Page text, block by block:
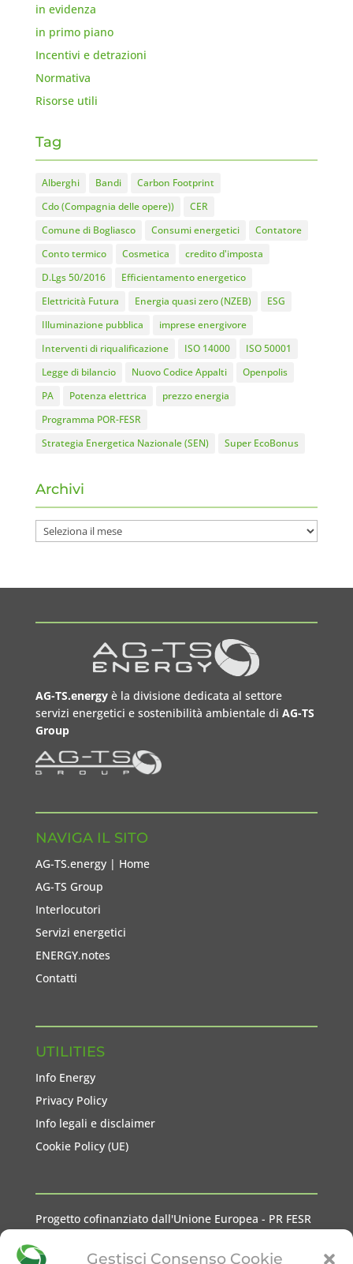
Gestisci Consenso Cookie
in evidenza
in primo piano
Incentivi e detrazioni
Normativa
Risorse utili
Tag
Alberghi Bandi
Carbon Footprint
Cdo (Compagnia delle opere))
CER
Comune di Bogliasco
Consumi energetici
Contatore
Conto termico
Cosmetica
credito d'imposta
D.Lgs 50/2016
Efficientamento energetico
Elettricità Futura
Energia quasi zero (NZEB)
ESG
Illuminazione pubblica
imprese energivore
Interventi di riqualificazione
ISO 14000
ISO 50001
Legge di bilancio
Nuovo Codice Appalti
Openpolis
PA
Potenza elettrica
prezzo energia
Programma POR-FESR
Strategia Energetica Nazionale (SEN)
Super EcoBonus
Archivi
Archivi
AG-TS.energyè la divisione dedicata al settore
servizi energetici e sostenibilità ambientale di AG-TS
Group
NAVIGA IL SITO
AG-TS.energy | Home
AG-TS Group
Interlocutori
Servizi energetici
ENERGY.notes
Contatti
UTILITIES
Info Energy
Privacy Policy
Info legali e disclaimer
Cookie Policy (UE)
Progetto cofinanziato dall'Unione Europea - PR FESR